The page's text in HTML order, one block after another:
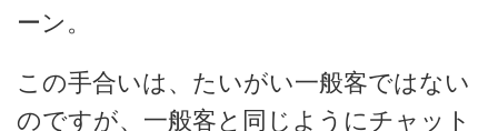
ーン。
この手合いは、たいがい一般客ではない
のですが、一般客と同じようにチャット